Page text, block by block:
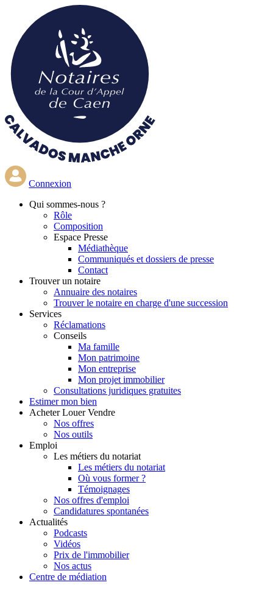
contenu
principal
Connexion
Qui sommes-nous ?
Rôle
Composition
Espace Presse
Médiathèque
Communiqués et dossiers de presse
Contact
Trouver un notaire
Annuaire des notaires
Trouver le notaire en charge d'une succession
Services
Réclamations
Conseils
Ma famille
Mon patrimoine
Mon entreprise
Mon projet immobilier
Consultations juridiques gratuites
Estimer mon bien
Acheter Louer Vendre
Nos offres
Nos outils
Emploi
Les métiers du notariat
Les métiers du notariat
Où vous former ?
Témoignages
Nos offres d'emploi
Candidatures spontanées
Actualités
Podcasts
Vidéos
Prix de l'immobilier
Nos actus
Centre de médiation